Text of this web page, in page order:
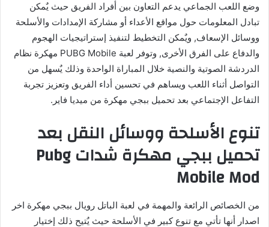
وضع اللعب الجماعي يدعم التعاون بين أفراد الفريق حيث يٌمكن
تبادل المعلومات حول مواقع الأعداء أو مشاركة الإمدادات والأسلحة
ووسائل الإسعاف, ويٌمكن التخطيط لتنفيذ إستراتيجيات الهجوم
والدفاع على الفرق الأخرى, وتوفر لعبة PUBG Mobile مهكرة نظام
الدردشة الصوتية والنصية خلال المباراة الواحدة وذلك يٌسهل من
التواصل أثناء اللعب ويساهم في تحسين أداء الفريق وتعزيز تجربة
التفاعل الإجتماعي بعد تحميل ببجي مهكرة من ميديا فاير.
تنوع الأسلحة ووسائل النقل بعد
تحميل ببجي مهكرة شدات Pubg
Mobile Mod
من الخصائص الرائعة والمهمة في لعبة الباتل رويال ببجي مهكرة اخر
اصدار أنها تأتي مع تنوع كبير في الأسلحة حيث يٌتيح ذلك إختيار